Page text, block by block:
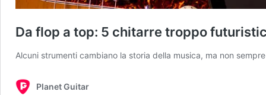
Da flop a top: 5 chitarre troppo
Alcuni strumenti cambiano la storia della musica, ma non
Planet Guitar